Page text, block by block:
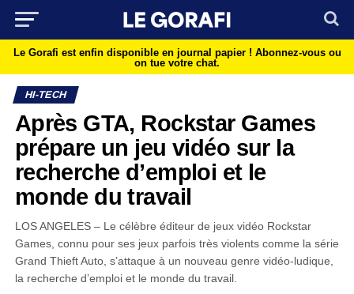
Le Gorafi est enfin disponible en journal papier ! Abonnez-vous ou
on tue votre chat.
HI-TECH
Après GTA, Rockstar Games
prépare un jeu vidéo sur la
recherche d’emploi et le
monde du travail
LOS ANGELES – Le célèbre éditeur de jeux vidéo Rockstar
Games, connu pour ses jeux parfois très violents comme la série
Grand Thieft Auto, s’attaque à un nouveau genre vidéo-ludique,
la recherche d’emploi et le monde du travail.